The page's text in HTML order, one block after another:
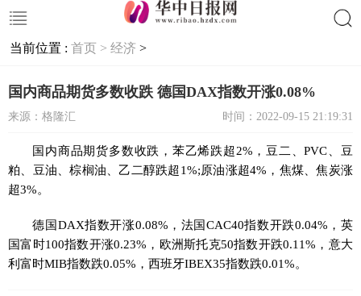
当前位置 : 首页 > 经济 >
国内商品期货多数收跌 德国DAX指数开涨0.08%
来源：格隆汇 时间：2022-09-15 21:19:31
国内商品期货多数收跌，苯乙烯跌超2%，豆二、PVC、豆
粕、豆油、棕榈油、乙二醇跌超1%;原油涨超4%，焦煤、焦炭涨
超3%。
德国DAX指数开涨0.08%，法国CAC40指数开跌0.04%，英
国富时100指数开涨0.23%，欧洲斯托克50指数开跌0.11%，意大
利富时MIB指数跌0.05%，西班牙IBEX35指数跌0.01%。